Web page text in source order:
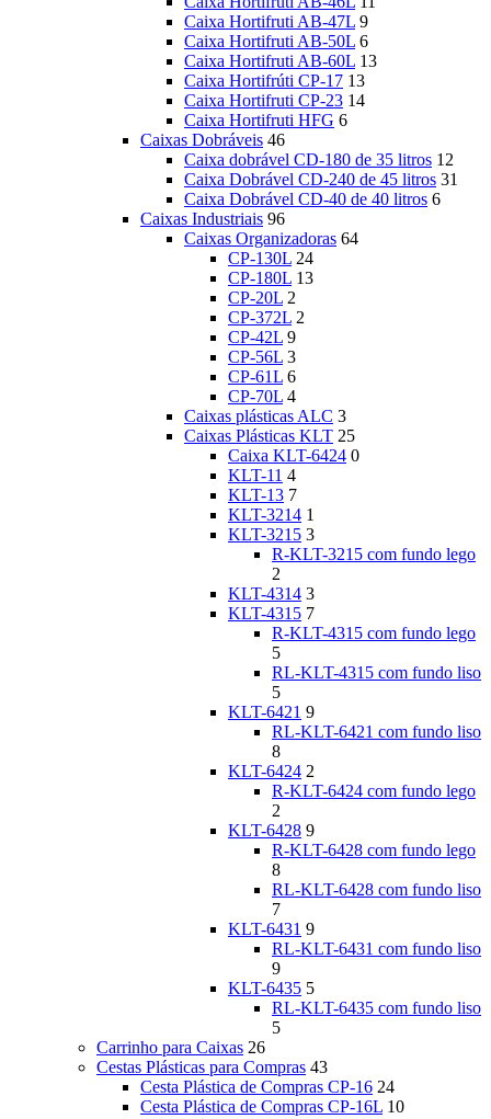
Caixa Hortifruti AB-47L 9
Caixa Hortifruti AB-50L 6
Caixa Hortifruti AB-60L 13
Caixa Hortifrúti CP-17 13
Caixa Hortifruti CP-23 14
Caixa Hortifruti HFG 6
Caixas Dobráveis 46
Caixa dobrável CD-180 de 35 litros 12
Caixa Dobrável CD-240 de 45 litros 31
Caixa Dobrável CD-40 de 40 litros 6
Caixas Industriais 96
Caixas Organizadoras 64
CP-130L 24
CP-180L 13
CP-20L 2
CP-372L 2
CP-42L 9
CP-56L 3
CP-61L 6
CP-70L 4
Caixas plásticas ALC 3
Caixas Plásticas KLT 25
Caixa KLT-6424 0
KLT-11 4
KLT-13 7
KLT-3214 1
KLT-3215 3
R-KLT-3215 com fundo lego
2
KLT-4314 3
KLT-4315 7
R-KLT-4315 com fundo lego
5
RL-KLT-4315 com fundo liso
5
KLT-6421 9
RL-KLT-6421 com fundo liso
8
KLT-6424 2
R-KLT-6424 com fundo lego
2
KLT-6428 9
R-KLT-6428 com fundo lego
8
RL-KLT-6428 com fundo liso
7
KLT-6431 9
RL-KLT-6431 com fundo liso
9
KLT-6435 5
RL-KLT-6435 com fundo liso
5
Carrinho para Caixas 26
Cestas Plásticas para Compras 43
Cesta Plástica de Compras CP-16 24
Cesta Plástica de Compras CP-16L 10